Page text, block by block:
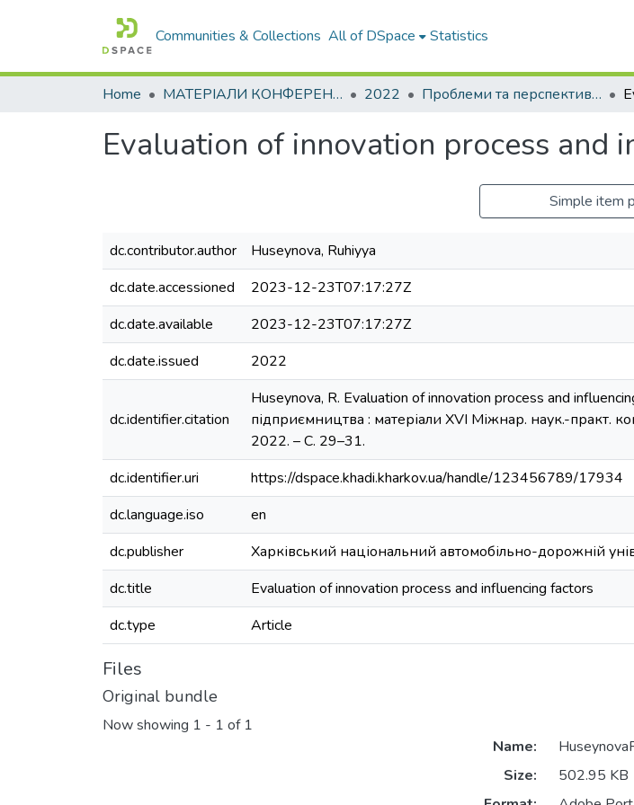
Communities & Collections All of DSpace Statistics
Home МАТЕРІАЛИ КОНФЕРЕНЦІЙ 2022 Проблеми та перспективи розвитку підприємництва
Evaluation of innovation process and
Simple item
dc.contributor.author
Huseynova, Ruhiyya
dc.date.accessioned
2023-12-23T07:17:27Z
dc.date.available
2023-12-23T07:17:27Z
dc.date.issued
2022
dc.identifier.citation
Huseynova, R. Evaluation of innovation process and
підприємництва : матеріали ХVI Міжнар. наук.-практ.
2022. – С. 29–31.
dc.identifier.uri
https://dspace.khadi.kharkov.ua/handle/123456789/17934
dc.language.iso
en
dc.publisher
Харківський національний автомобільно-дорожній
dc.title
Evaluation of innovation process and influencing factors
dc.type
Article
Files
Original bundle
Now showing 1 - 1 of 1
Name:
Size:
502.95 KB